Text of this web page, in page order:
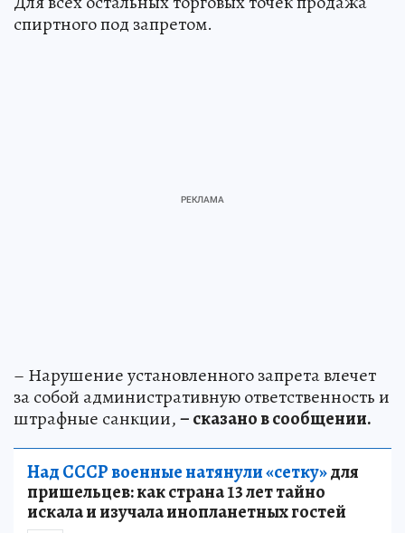
спиртного под запретом.
– Нарушение установленного запрета влечет
за собой административную ответственность и
штрафные санкции,– сказано в сообщении.
Над СССР военные натянули «сетку»для
пришельцев: как страна 13 лет тайно
искала и изучала инопланетных гостей